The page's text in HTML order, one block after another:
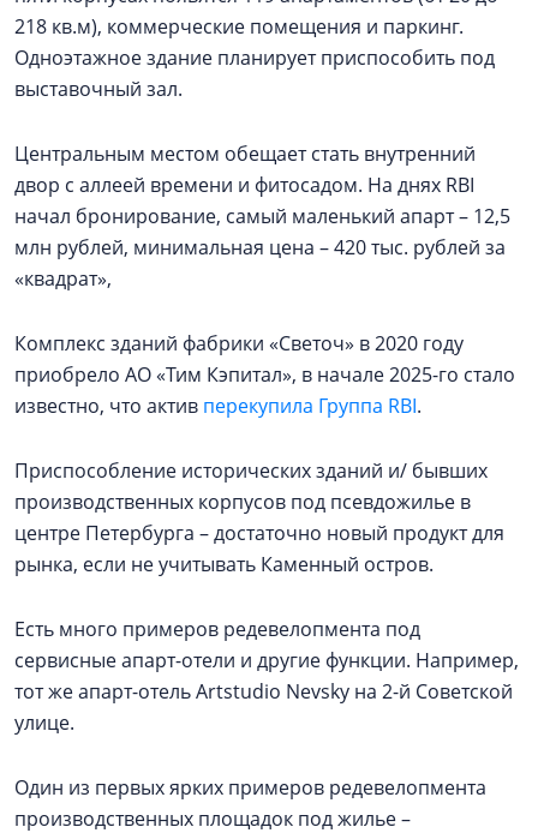
218 кв.м), коммерческие помещения и паркинг.
Одноэтажное здание планирует приспособить под
выставочный зал.
Центральным местом обещает стать внутренний
двор с аллеей времени и фитосадом. На днях RBI
начал бронирование, самый маленький апарт – 12,5
млн рублей, минимальная цена – 420 тыс. рублей за
«квадрат»,
Комплекс зданий фабрики «Светоч» в 2020 году
приобрело АО «Тим Кэпитал», в начале 2025-го стало
известно, что актив перекупила Группа RBI.
Приспособление исторических зданий и/ бывших
производственных корпусов под псевдожилье в
центре Петербурга – достаточно новый продукт для
рынка, если не учитывать Каменный остров.
Есть много примеров редевелопмента под
сервисные апарт-отели и другие функции. Например,
тот же апарт-отель Artstudio Nevsky на 2-й Советской
улице.
Один из первых ярких примеров редевелопмента
производственных площадок под жилье –